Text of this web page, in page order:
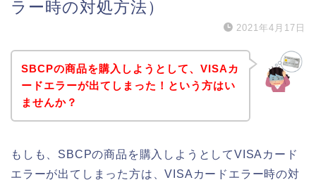
ラー時の対処方法）
2021年4月17日
SBCPの商品を購入しようとして、VISAカ
ードエラーが出てしまった！という方はい
ませんか？
もしも、SBCPの商品を購入しようとしてVISAカード
エラーが出てしまった方は、VISAカードエラー時の対